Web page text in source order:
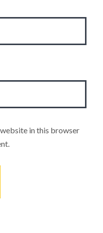
website in this browser